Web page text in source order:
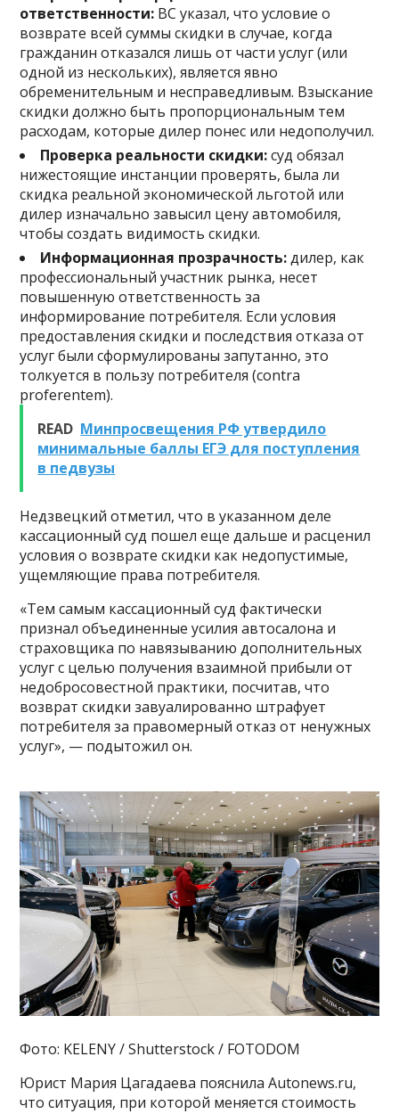
ответственности: ВС указал, что условие о
возврате всей суммы скидки в случае, когда
гражданин отказался лишь от части услуг (или
одной из нескольких), является явно
обременительным и несправедливым. Взыскание
скидки должно быть пропорциональным тем
расходам, которые дилер понес или недополучил.
Проверка реальности скидки:суд обязал
нижестоящие инстанции проверять, была ли
скидка реальной экономической льготой или
дилер изначально завысил цену автомобиля,
чтобы создать видимость скидки.
Информационная прозрачность:дилер, как
профессиональный участник рынка, несет
повышенную ответственность за
информирование потребителя. Если условия
предоставления скидки и последствия отказа от
услуг были сформулированы запутанно, это
толкуется в пользу потребителя (contra
proferentem).
READ Минпросвещения РФ утвердило
минимальные баллы ЕГЭ для поступления
в педвузы
Недзвецкий отметил, что в указанном деле
кассационный суд пошел еще дальше и расценил
условия о возврате скидки как недопустимые,
ущемляющие права потребителя.
«Тем самым кассационный суд фактически
признал объединенные усилия автосалона и
страховщика по навязыванию дополнительных
услуг с целью получения взаимной прибыли от
недобросовестной практики, посчитав, что
возврат скидки завуалированно штрафует
потребителя за правомерный отказ от ненужных
услуг», — подытожил он.
Фото: KELENY / Shutterstock / FOTODOM
Юрист Мария Цагадаева пояснила Autonews.ru,
что ситуация, при которой меняется стоимость